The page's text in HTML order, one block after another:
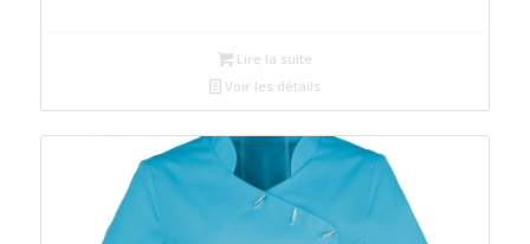
Lire la suite
Voir les détails